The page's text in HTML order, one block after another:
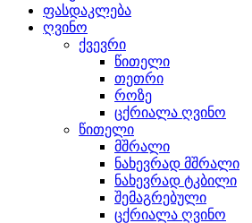
ფასდაკლება
ღვინო
ქვევრი
წითელი
თეთრი
როზე
ცქრიალა ღვინო
წითელი
მშრალი
ნახევრად მშრალი
ნახევრად ტკბილი
შემაგრებული
ცქრიალა ღვინო